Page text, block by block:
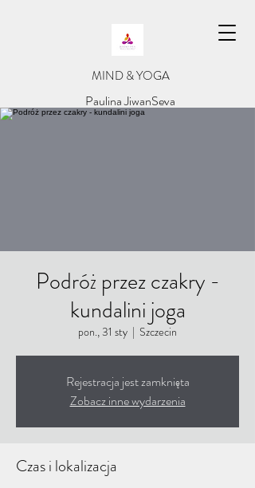
​MIND & YOGA
​Paulina JiwanSeva
Podróż przez czakry -
kundalini joga
pon., 31 sty
  |
Szczecin
Rejestracja jest zamknięta
Zobacz inne wydarzenia
Czas i lokalizacja